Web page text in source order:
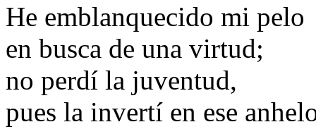
He emblanquecido mi pelo
en busca de una virtud;
no perdí la juventud,
pues la invertí en ese